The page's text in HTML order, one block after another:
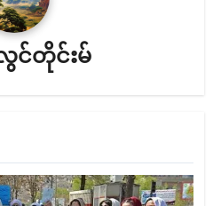
င်တိုင်းမ်